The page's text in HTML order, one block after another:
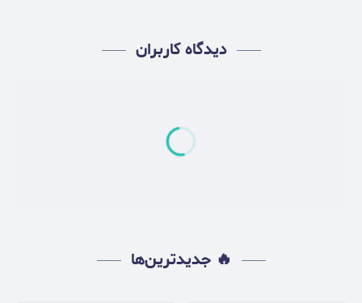
دیدگاه کاربران
🔥 جدیدترین‌ها